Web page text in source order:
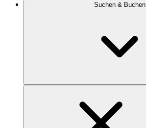
Suchen & Buchen